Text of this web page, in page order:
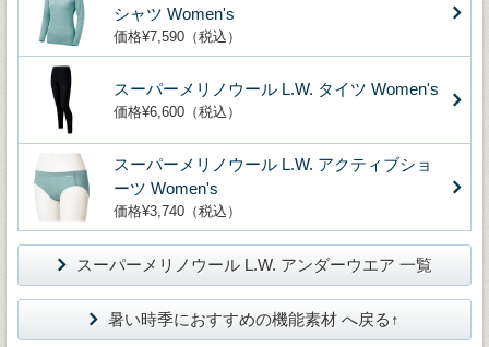
シャツ Women's
価格¥7,590（税込）
スーパーメリノウール L.W. タイツ Women's
価格¥6,600（税込）
スーパーメリノウール L.W. アクティブショ
ーツ Women's
価格¥3,740（税込）
スーパーメリノウール L.W. アンダーウエア 一覧
暑い時季におすすめの機能素材 へ戻る↑